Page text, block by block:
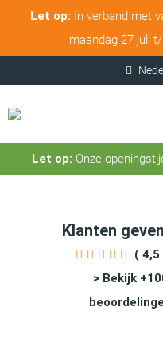
Let op: In verband met
maandag 27 juli
Let op: Onze
Klanten
( 4,5
> Bekijk